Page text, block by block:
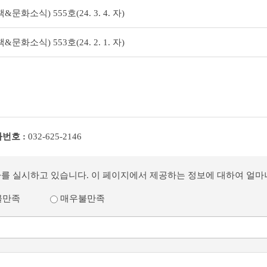
&문화소식) 555호(24. 3. 4. 자)
&문화소식) 553호(24. 2. 1. 자)
번호 : 032-625-2146
실시하고 있습니다. 이 페이지에서 제공하는 정보에 대하여 얼마
족 매우불만족